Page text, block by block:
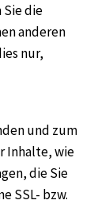
Sie die
anderen
nur,
und zum
Inhalte, wie
die Sie
SSL- bzw.